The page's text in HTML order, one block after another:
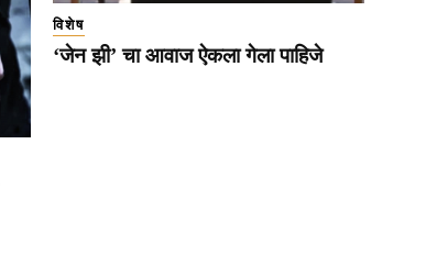
विशेष
‘जेन झी’ चा आवाज ऐकला गेला पाहिजे